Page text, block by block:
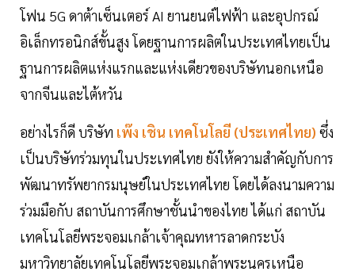
โฟน 5G ดาต้าเซ็นเตอร์ AI ยานยนต์ไฟฟ้า และอุปกรณ์
อิเล็กทรอนิกส์ขั้นสูง โดยฐานการผลิตในประเทศไทยเป็น
ฐานการผลิตแห่งแรกและแห่งเดียวของบริษัทนอกเหนือ
จากจีนและไต้หวัน
อย่างไรก็ดี บริษัท เพ๊ง เชิน เทคโนโลยี (ประเทศไทย) ซึ่ง
เป็นบริษัทร่วมทุนในประเทศไทย ยังให้ความสำคัญกับการ
พัฒนาทรัพยากรมนุษย์ในประเทศไทย โดยได้ลงนามความ
ร่วมมือกับ สถาบันการศึกษาชั้นนำของไทย ได้แก่ สถาบัน
เทคโนโลยีพระจอมเกล้าเจ้าคุณทหารลาดกระบัง
มหาวิทยาลัยเทคโนโลยีพระจอมเกล้าพระนครเหนือ